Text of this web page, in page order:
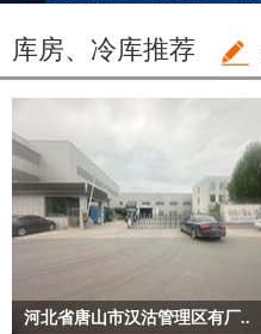
库房、冷库推荐
河北省唐山市汉沽管理区有厂..